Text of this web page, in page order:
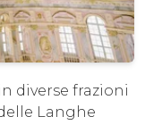
diverse frazioni
Langhe